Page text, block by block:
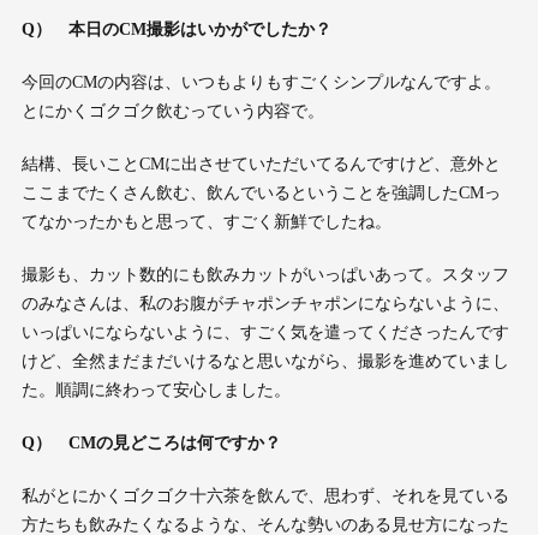
Q） 本日のCM撮影はいかがでしたか？
今回のCMの内容は、いつもよりもすごくシンプルなんですよ。
とにかくゴクゴク飲むっていう内容で。
結構、長いことCMに出させていただいてるんですけど、意外と
ここまでたくさん飲む、飲んでいるということを強調したCMっ
てなかったかもと思って、すごく新鮮でしたね。
撮影も、カット数的にも飲みカットがいっぱいあって。スタッフ
のみなさんは、私のお腹がチャポンチャポンにならないように、
いっぱいにならないように、すごく気を遣ってくださったんです
けど、全然まだまだいけるなと思いながら、撮影を進めていまし
た。順調に終わって安心しました。
Q） CMの見どころは何ですか？
私がとにかくゴクゴク十六茶を飲んで、思わず、それを見ている
方たちも飲みたくなるような、そんな勢いのある見せ方になった